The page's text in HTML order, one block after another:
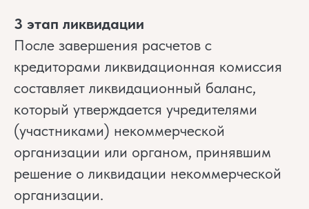
3 этап ликвидации
После завершения расчетов с
кредиторами ликвидационная комиссия
составляет ликвидационный баланс,
который утверждается учредителями
(участниками) некоммерческой
организации или органом, принявшим
решение о ликвидации некоммерческой
организации.